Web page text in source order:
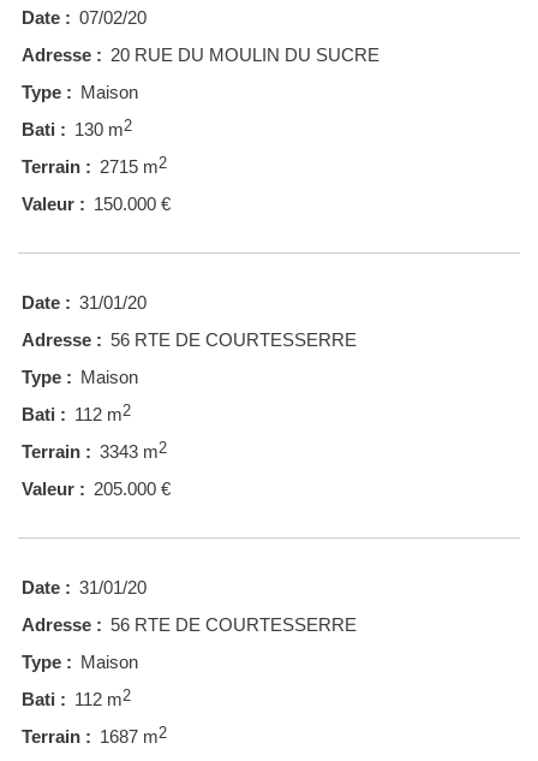
Date : 07/02/20
Adresse : 20 RUE DU MOULIN DU SUCRE
Type : Maison
Bati : 130 m2
Terrain : 2715 m2
Valeur : 150.000 €
Date : 31/01/20
Adresse : 56 RTE DE COURTESSERRE
Type : Maison
Bati : 112 m2
Terrain : 3343 m2
Valeur : 205.000 €
Date : 31/01/20
Adresse : 56 RTE DE COURTESSERRE
Type : Maison
Bati : 112 m2
Terrain : 1687 m2